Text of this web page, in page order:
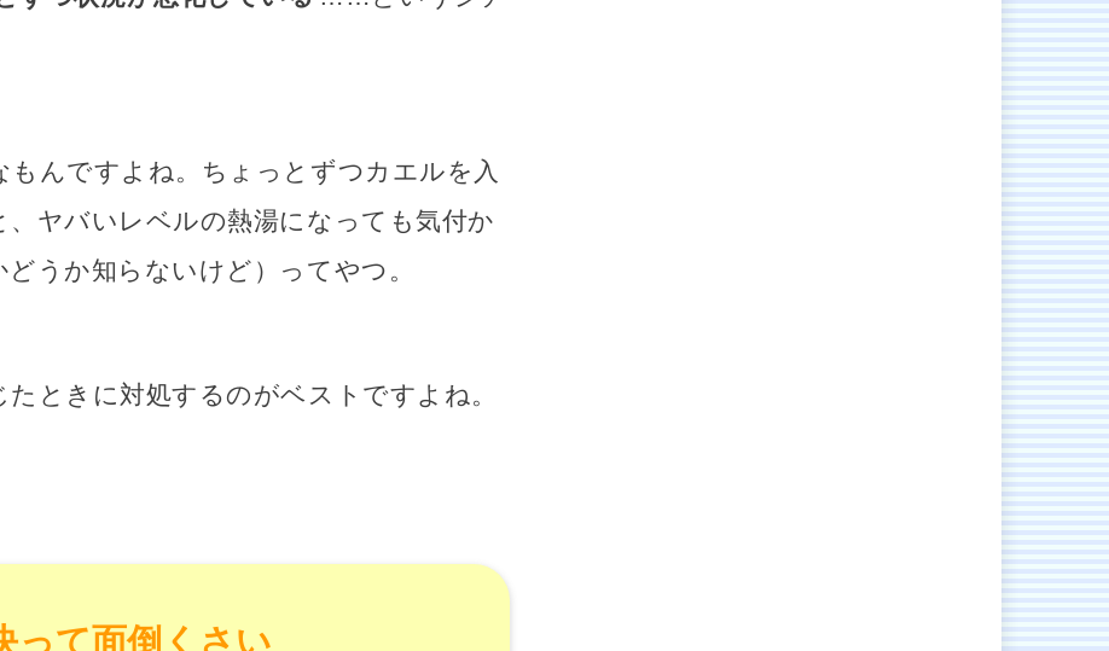
もんですよね。ちょっとずつカエルを入
ヤバいレベルの熱湯になっても気付か
うか知らないけど）ってやつ。
ときに対処するのがベストですよね。
って面倒くさい